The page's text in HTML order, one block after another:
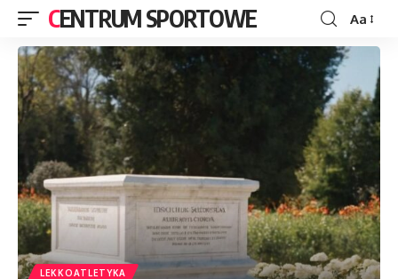
CENTRUM SPORTOWE Aa
LEKKOATLETYKA